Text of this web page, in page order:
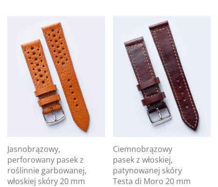
Jasnobrązowy,
perforowany pasek z
roślinnie garbowanej,
włoskiej skóry 20 mm
Ciemnobrązowy
pasek z włoskiej,
patynowanej skóry
Testa di Moro 20 mm